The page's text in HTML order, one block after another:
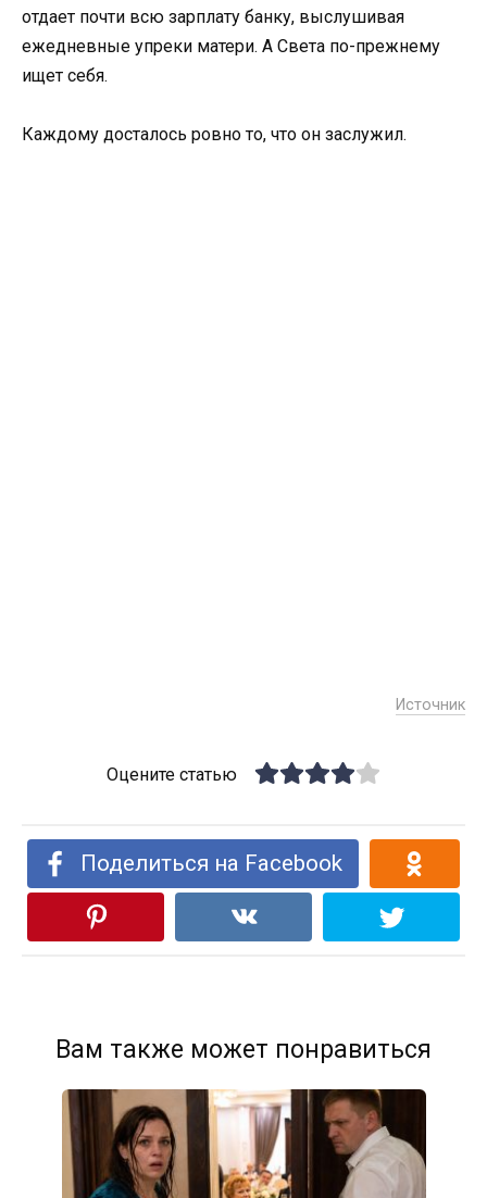
отдает почти всю зарплату банку, выслушивая
ежедневные упреки матери. А Света по-прежнему
ищет себя.
Каждому досталось ровно то, что он заслужил.
Источник
Оцените статью
Поделиться на Facebook
Вам также может понравиться